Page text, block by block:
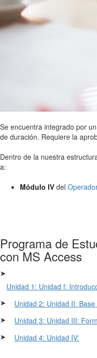
Se encuentra integrado por
de duración. Requiere la
Dentro de la nuestra
a:
Módulo IV del
Programa de
con MS Access
➤
Unidad 1: Unidad I:
➤
Unidad 2: Unidad II:
➤
Unidad 3: Unidad III:
➤
Unidad 4: Unidad IV: